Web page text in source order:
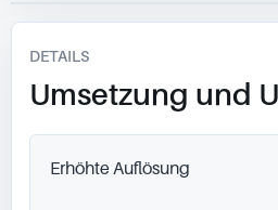
DETAILS
Umsetzung und
Erhöhte Auflösung